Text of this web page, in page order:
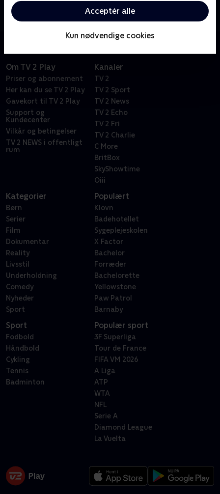
Acceptér alle
Kun nødvendige cookies
feriekoloni, hvor de skal kæmpe om at klare sig bedst
igennem sommerens mange udfordringer.
Om TV 2 Play
Priser og abonnement
Her kan du se TV 2 Play
Gavekort til TV 2 Play
Support og
Kundecenter
Vilkår og betingelser
TV 2 NEWS i offentligt
rum
Kanaler
TV 2
TV 2 Sport
TV 2 News
TV 2 Echo
TV 2 Fri
TV 2 Charlie
C More
BritBox
SkyShowtime
Oiii
Kategorier
Børn
Serier
Film
Dokumentar
Reality
Livsstil
Underholdning
Comedy
Nyheder
Sport
Populært
Klovn
Badehotellet
Sygeplejeskolen
X Factor
Bachelor
Forræder
Bachelorette
Yellowstone
Paw Patrol
Barnaby
Sport
Fodbold
Håndbold
Cykling
Tennis
Badminton
Populær sport
3F Superliga
Tour de France
FIFA VM 2026
A Liga
ATP
WTA
NFL
Serie A
Diamond League
La Vuelta